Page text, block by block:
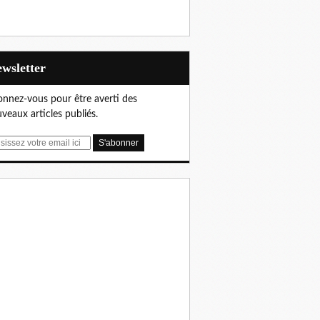
vous pour être averti des
articles publiés.